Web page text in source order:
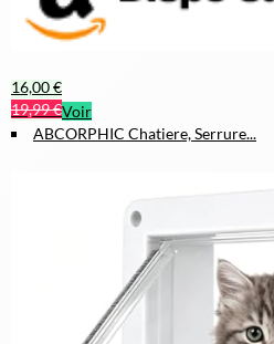
16,00 €
19,99 €Voir
ABCORPHIC Chatiere, Serrure...